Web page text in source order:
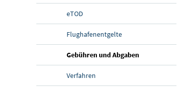
eTOD
Flughafenentgelte
Gebühren und Abgaben(aktuelle Seite)
Verfahren